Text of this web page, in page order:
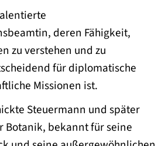
deren Fähigkeit,
zu verstehen und zu
für diplomatische
Missionen ist.
Steuermann und später
Botanik, bekannt für seine